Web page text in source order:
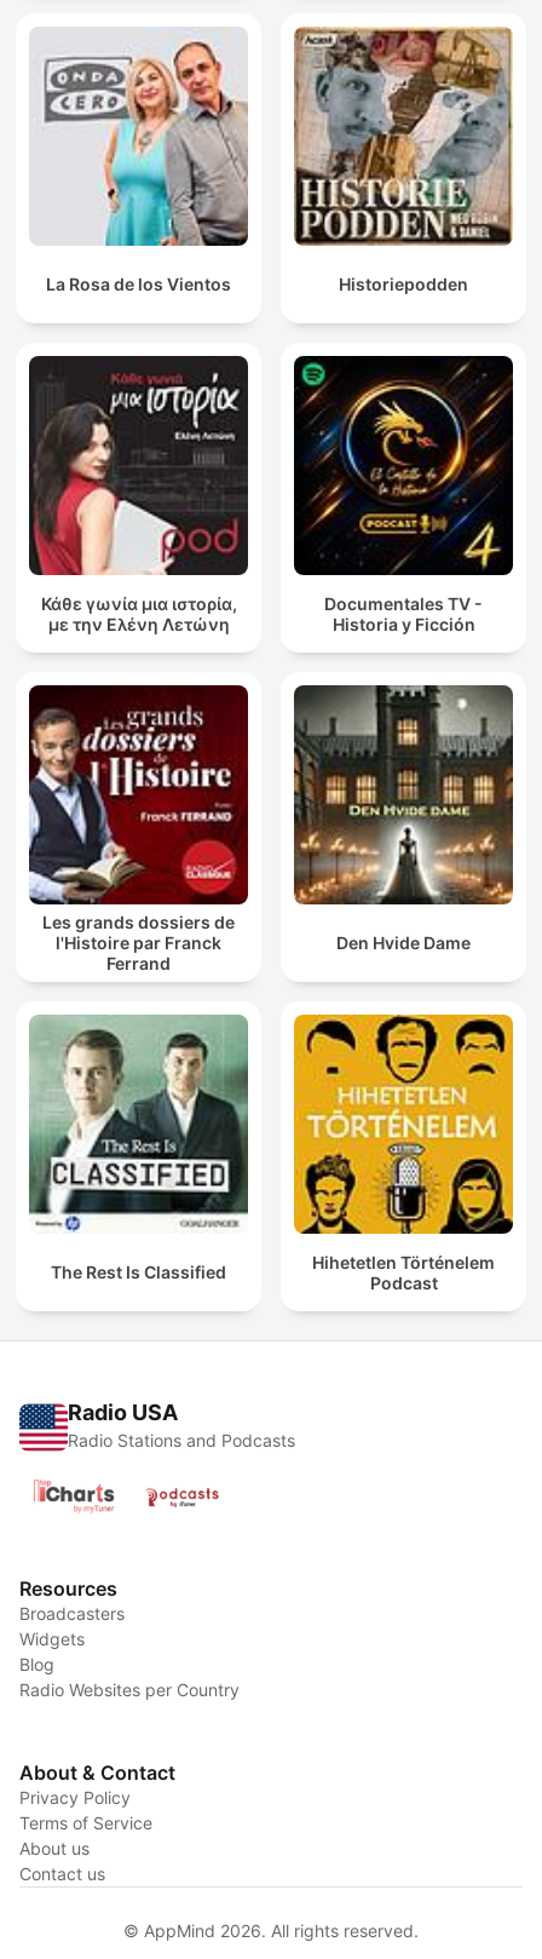
La Rosa de los Vientos Historiepodden
Κάθε γωνία μια ιστορία,
με την Ελένη Λετώνη
Documentales TV -
Historia y Ficción
Les grands dossiers de
l'Histoire par Franck
Ferrand
Den Hvide Dame
The Rest Is Classified
Hihetetlen Történelem
Podcast
Radio USA
Radio Stations and Podcasts
Resources
Broadcasters
Widgets
Blog
Radio Websites per Country
About & Contact
Privacy Policy
Terms of Service
About us
Contact us
© AppMind 2026. All rights reserved.